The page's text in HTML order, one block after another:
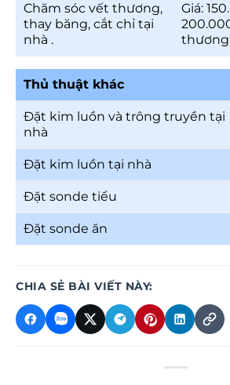
Chăm sóc vết thương,
thay băng, cắt chỉ tại
nhà .
Giá:
Thủ thuật khác
Đặt kim luồn và trông truyền tại
nhà
Đặt kim luồn tại nhà
Đặt sonde tiểu
Đặt sonde ăn
CHIA SẺ BÀI VIẾT NÀY: